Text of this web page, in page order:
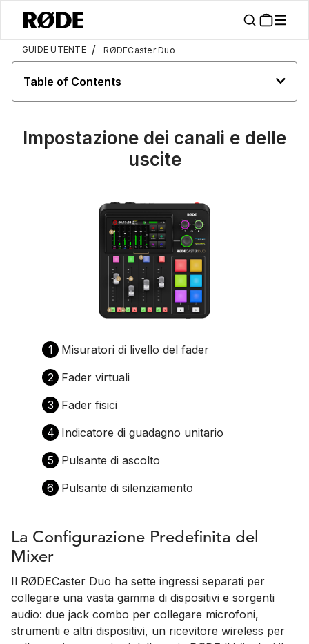
GUIDE UTENTE / RØDECaster Duo
Table of Contents
Impostazione dei canali e delle
uscite
1
Misuratori di livello del fader
2
Fader virtuali
3
Fader fisici
4 Indicatore di guadagno unitario
5
Pulsante di ascolto
6
Pulsante di silenziamento
La Configurazione Predefinita del
Mixer
Il RØDECaster Duo ha sette ingressi separati per
collegare una vasta gamma di dispositivi e sorgenti
audio: due jack combo per collegare microfoni,
strumenti e altri dispositivi, un ricevitore wireless per